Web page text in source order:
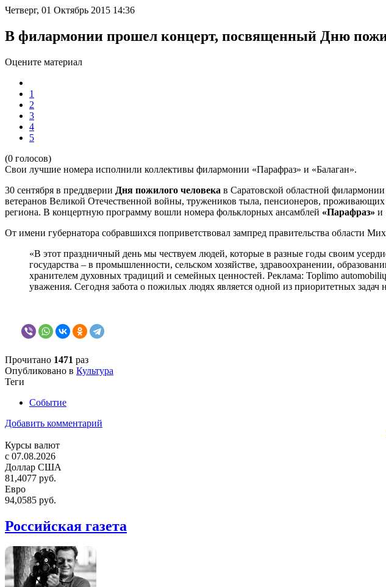
Четверг, 01 Октябрь 2015 14:36
В филармонии прошел концерт, посвященный Дню
Оцените материал
1
2
3
4
5
(0 голосов)
Свои лучшие номера исполнили коллективы филармонии «Парафраз» и «Балаган».
30 сентября в преддверии Дня пожилого человека в Саратовской областной
ветеранов Великой Отечественной войны, тружеников тыла, пенсионеров,
региона. В концертную программу вошли номера фольклорных ансамблей «Парафраз» и
От имени губернатора собравшихся поприветствовал зампред правительства области
«В этот праздничный день мы чествуем людей, которые в разные годы своим
государства – в промышленности, сельском хозяйстве, здравоохранении,
хранителем духовных традиций и семейных ценностей. Реклама: Toplimo
уважения. Сегодня забота о пожилых людях является одной из приоритетных
Прочитано 1471 раз
Опубликовано в Культура
Теги
Событие
Добавить комментарий
Курсы валют
c 07.08.2026
Доллар США
81,4077 руб.
Евро
94,0585 руб.
Российская газета